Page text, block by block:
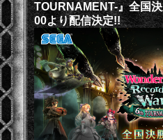
TOURNAMENT-』全国
00より配信決定!!